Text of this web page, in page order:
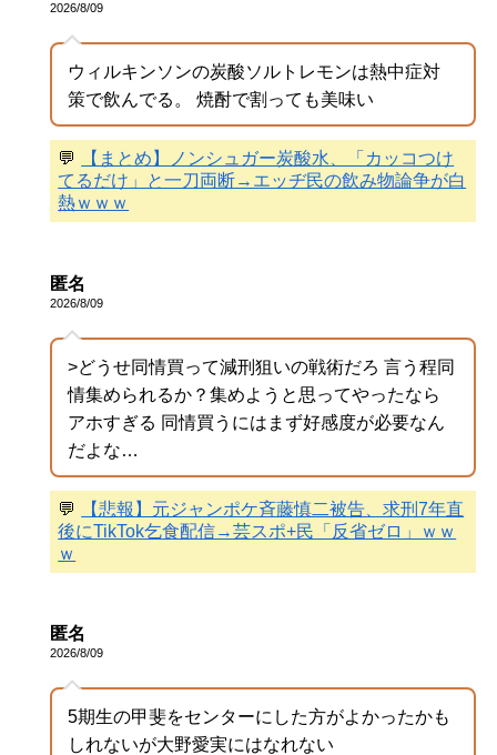
2026/8/09
ウィルキンソンの炭酸ソルトレモンは熱中症対
策で飲んでる。 焼酎で割っても美味い
💬
【まとめ】ノンシュガー炭酸水、「カッコつけ
てるだけ」と一刀両断→エッヂ民の飲み物論争が白
熱ｗｗｗ
匿名
2026/8/09
>どうせ同情買って減刑狙いの戦術だろ 言う程同
情集められるか？集めようと思ってやったなら
アホすぎる 同情買うにはまず好感度が必要なん
だよな…
💬
【悲報】元ジャンポケ斉藤慎二被告、求刑7年直
後にTikTok乞食配信→芸スポ+民「反省ゼロ」ｗｗ
ｗ
匿名
2026/8/09
5期生の甲斐をセンターにした方がよかったかも
しれないが大野愛実にはなれない